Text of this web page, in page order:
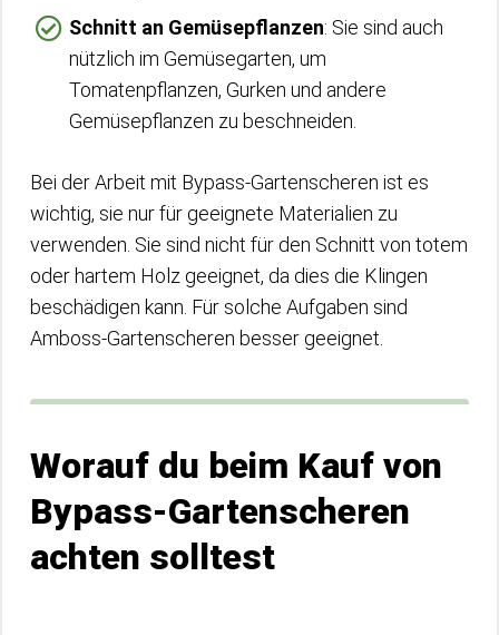
Schnitt an Gemüsepflanzen: Sie sind auch
nützlich im Gemüsegarten, um
Tomatenpflanzen, Gurken und andere
Gemüsepflanzen zu beschneiden.
Bei der Arbeit mit Bypass-Gartenscheren ist es
wichtig, sie nur für geeignete Materialien zu
verwenden. Sie sind nicht für den Schnitt von totem
oder hartem Holz geeignet, da dies die Klingen
beschädigen kann. Für solche Aufgaben sind
Amboss-Gartenscheren besser geeignet.
Worauf du beim Kauf von
Bypass-Gartenscheren
achten solltest